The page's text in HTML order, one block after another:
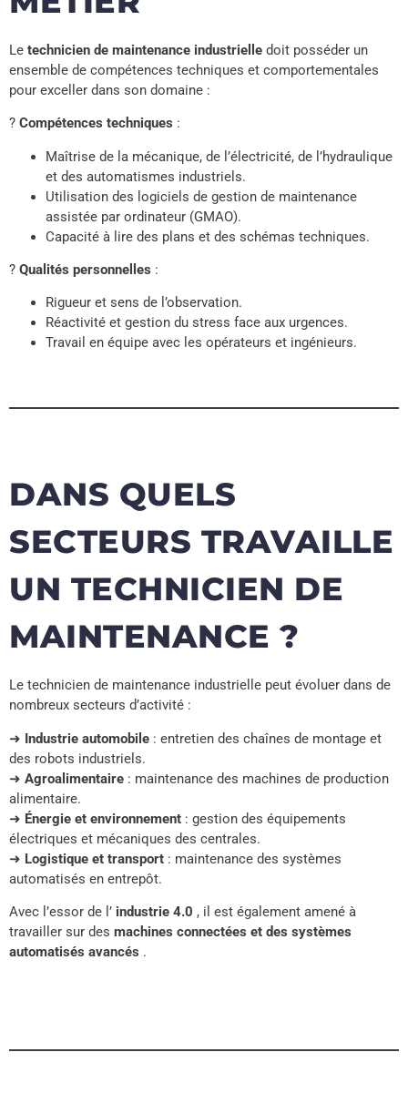
Le technicien de maintenance industrielle doit posséder un
ensemble de compétences techniques et comportementales
pour exceller dans son domaine :
? Compétences techniques :
Maîtrise de la mécanique, de l’électricité, de l’hydraulique
et des automatismes industriels.
Utilisation des logiciels de gestion de maintenance
assistée par ordinateur (GMAO).
Capacité à lire des plans et des schémas techniques.
? Qualités personnelles :
Rigueur et sens de l’observation.
Réactivité et gestion du stress face aux urgences.
Travail en équipe avec les opérateurs et ingénieurs.
DANS QUELS
SECTEURS TRAVAILLE
UN TECHNICIEN DE
MAINTENANCE ?
Le technicien de maintenance industrielle peut évoluer dans de
nombreux secteurs d’activité :
➜ Industrie automobile : entretien des chaînes de montage et
des robots industriels.
➜ Agroalimentaire : maintenance des machines de production
alimentaire.
➜ Énergie et environnement : gestion des équipements
électriques et mécaniques des centrales.
➜ Logistique et transport : maintenance des systèmes
automatisés en entrepôt.
Avec l’essor de l’ industrie 4.0 , il est également amené à
travailler sur des machines connectées et des systèmes
automatisés avancés .